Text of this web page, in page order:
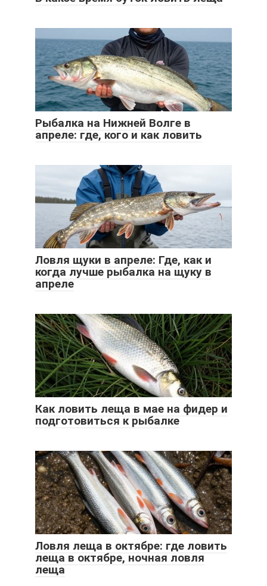
Рыбалка на Нижней Волге в
апреле: где, кого и как ловить
Ловля щуки в апреле: Где, как и
когда лучше рыбалка на щуку в
апреле
Как ловить леща в мае на фидер и
подготовиться к рыбалке
Ловля леща в октябре: где ловить
леща в октябре, ночная ловля
леща